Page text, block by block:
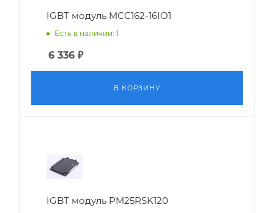
IGBT модуль MCC162-16IO1
Есть в наличии: 1
6 336 ₽
В КОРЗИНУ
IGBT модуль PM25RSK120